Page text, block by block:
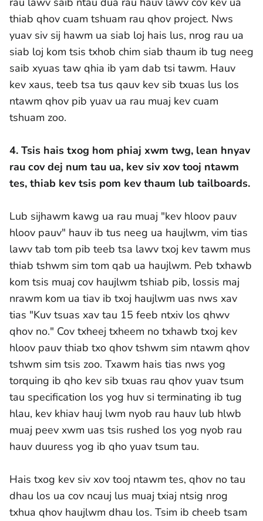
thiab qhov cuam tshuam rau qhov project. Nws
yuav siv sij hawm ua siab loj hais lus, nrog rau ua
siab loj kom tsis txhob chim siab thaum ib tug neeg
saib xyuas taw qhia ib yam dab tsi tawm. Hauv
kev xaus, teeb tsa tus qauv kev sib txuas lus los
ntawm qhov pib yuav ua rau muaj kev cuam
tshuam zoo.
4. Tsis hais txog hom phiaj xwm twg, lean hnyav
rau cov dej num tau ua, kev siv xov tooj ntawm
tes, thiab kev tsis pom kev thaum lub tailboards.
Lub sijhawm kawg ua rau muaj "kev hloov pauv
hloov pauv" hauv ib tus neeg ua haujlwm, vim tias
lawv tab tom pib teeb tsa lawv txoj kev tawm mus
thiab tshwm sim tom qab ua haujlwm. Peb txhawb
kom tsis muaj cov haujlwm tshiab pib, lossis maj
nrawm kom ua tiav ib txoj haujlwm uas nws xav
tias "Kuv tsuas xav tau 15 feeb ntxiv los qhwv
qhov no." Cov txheej txheem no txhawb txoj kev
hloov pauv thiab txo qhov tshwm sim ntawm qhov
tshwm sim tsis zoo. Txawm hais tias nws yog
torquing ib qho kev sib txuas rau qhov yuav tsum
tau specification los yog huv si terminating ib tug
hlau, kev khiav hauj lwm nyob rau hauv lub hlwb
muaj peev xwm uas tsis rushed los yog nyob rau
hauv duuress yog ib qho yuav tsum tau.
Hais txog kev siv xov tooj ntawm tes, qhov no tau
dhau los ua cov ncauj lus muaj txiaj ntsig nrog
txhua qhov haujlwm dhau los. Tsim ib cheeb tsam